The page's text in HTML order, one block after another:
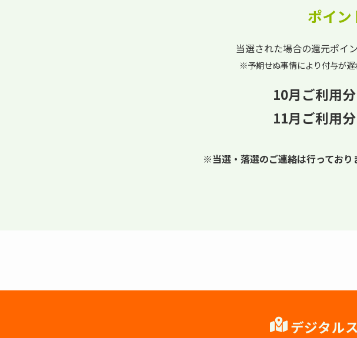
ポイン
当選された場合の還元ポイ
※予期せぬ事情により付与が遅
10月ご利用
11月ご利用
※当選・落選のご連絡は行っており
デジタル